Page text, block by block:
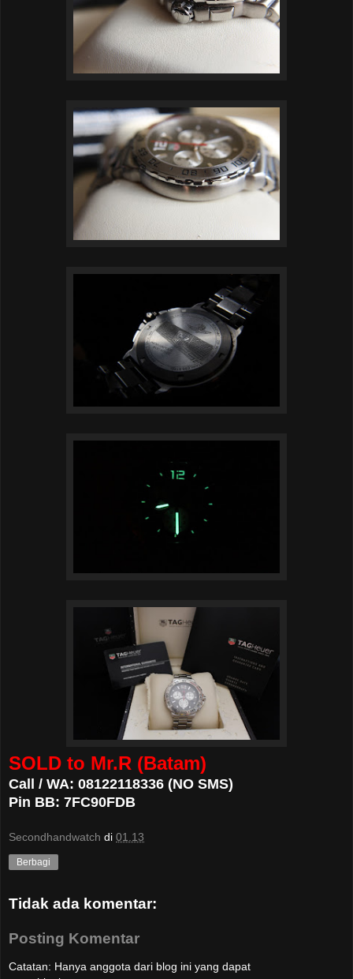
SOLD to Mr.R (Batam)
Call / WA: 08122118336 (NO SMS)
Pin BB: 7FC90FDB
Secondhandwatch di 01.13
Berbagi
Tidak ada komentar:
Posting Komentar
Catatan: Hanya anggota dari blog ini yang dapat